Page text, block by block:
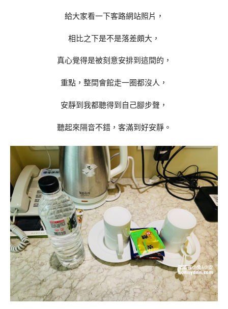
給大家看一下客路網站照片，
相比之下是不是落差頗大，
真心覺得是被刻意安排到這間的，
重點，整間會館走一圈都沒人，
安靜到我都聽得到自己腳步聲，
聽起來隔音不錯，客滿到好安靜。